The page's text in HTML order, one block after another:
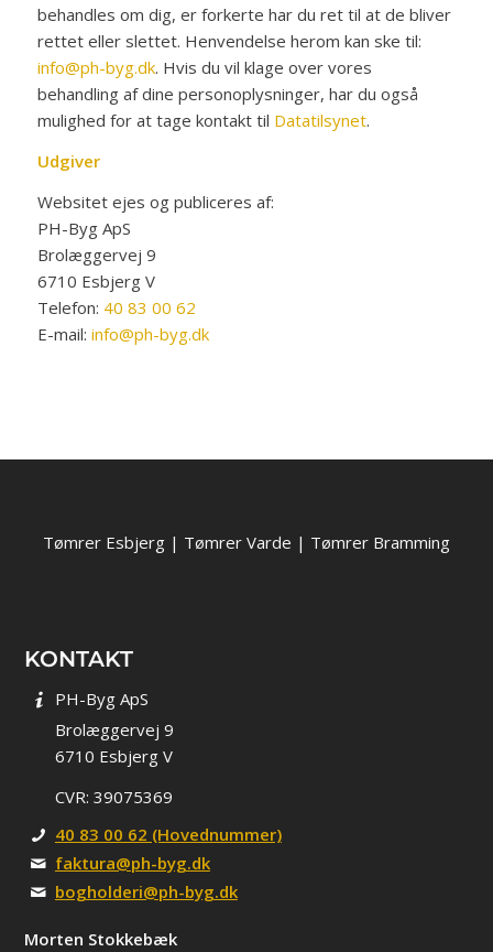
behandles om dig, er forkerte har du ret til at de bliver
rettet eller slettet. Henvendelse herom kan ske til:
info@ph-byg.dk. Hvis du vil klage over vores
behandling af dine personoplysninger, har du også
mulighed for at tage kontakt til Datatilsynet.
Udgiver
Websitet ejes og publiceres af:
PH-Byg ApS
Brolæggervej 9
6710 Esbjerg V
Telefon: 40 83 00 62
E-mail: info@ph-byg.dk
Tømrer Esbjerg | Tømrer Varde | Tømrer Bramming
KONTAKT
PH-Byg ApS
Brolæggervej 9
6710 Esbjerg V
CVR: 39075369
40 83 00 62 (Hovednummer)
faktura@ph-byg.dk
bogholderi@ph-byg.dk
Morten Stokkebæk